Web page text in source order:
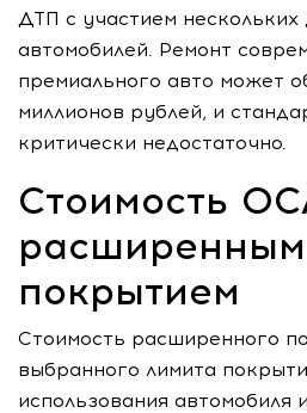
ДТП с участием нескольких
автомобилей. Ремонт
премиального авто может
миллионов рублей, и
критически недостаточно.
Стоимость
расширенным
покрытием
Стоимость расширенного
выбранного лимита
использования автомобиля